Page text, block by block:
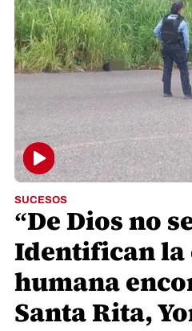
SUCESOS
“De Dios no
Identifican la
humana
Santa Rita,